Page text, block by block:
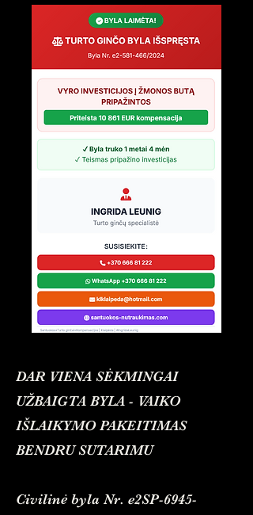
DAR VIENA SĖKMINGAI
UŽBAIGTA BYLA - VAIKO
IŠLAIKYMO PAKEITIMAS
BENDRU SUTARIMU
Civilinė byla Nr. e2SP-6945-